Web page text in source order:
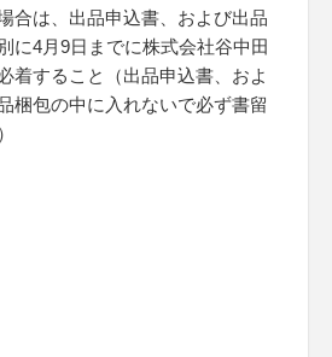
合は、出品申込書、および出品
に4月9日までに株式会社谷中田
着すること（出品申込書、およ
梱包の中に入れないで必ず書留